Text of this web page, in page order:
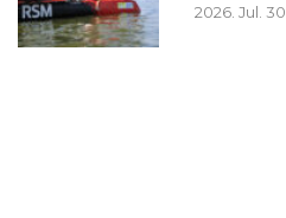
2026. Jul. 30